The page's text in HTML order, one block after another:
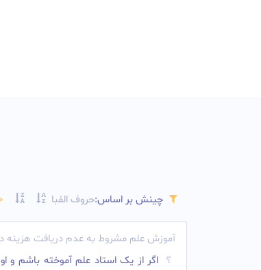
چینش بر اساس:حروف الفبا
آموزش علم مشروط به عدم دریافت هزینه
اگر از یک استاد علم آموخته باشم و